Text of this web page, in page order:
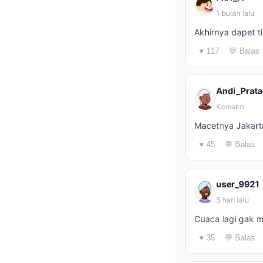
1 bulan lalu
Akhirnya dapet
♥ 117 💬 Balas
Kemarin
Macetnya
♥ 45 💬 Balas
user_9921
5 hari lalu
Cuaca lagi gak
♥ 35 💬 Balas